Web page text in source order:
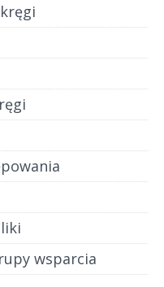
wsparcia